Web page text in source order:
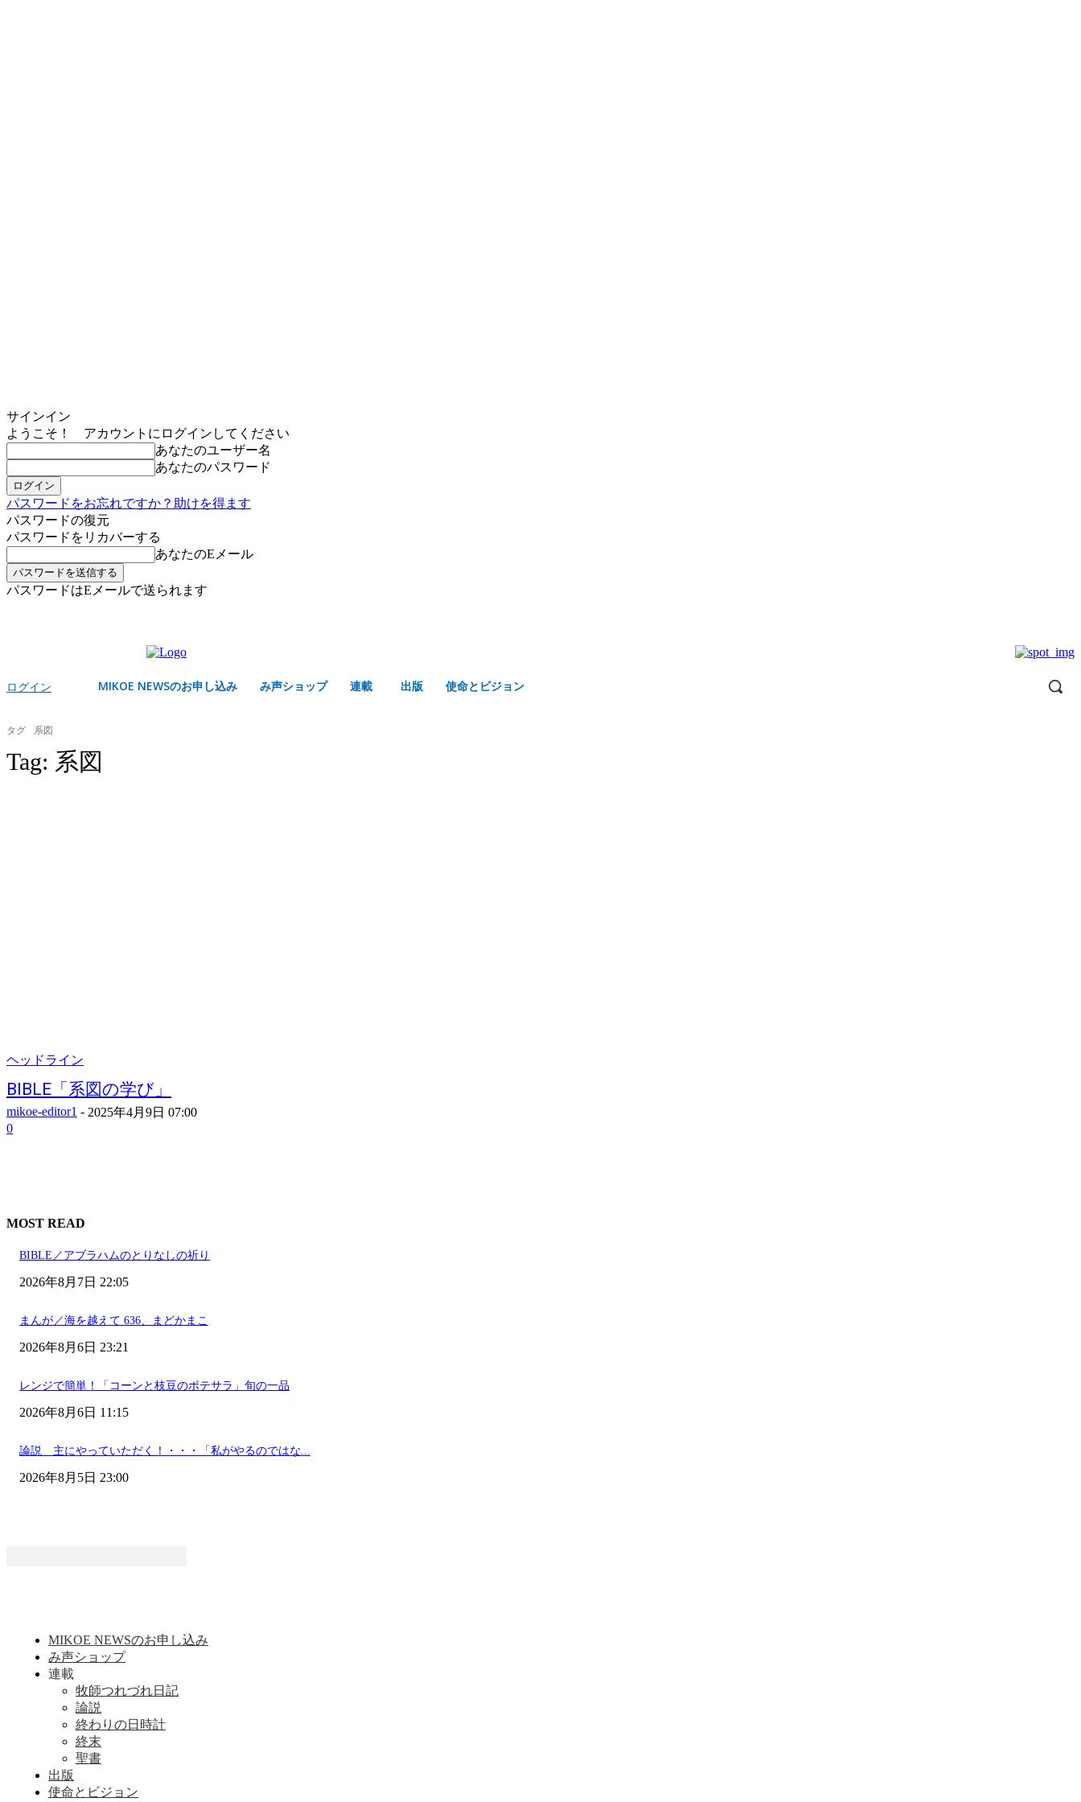
サインイン
ようこそ！ アカウントにログインしてください
あなたのユーザー名
あなたのパスワード
パスワードをお忘れですか？助けを得ます
パスワードの復元
パスワードをリカバーする
あなたのEメール
パスワードはEメールで送られます
ログイン MIKOE NEWSのお申し込み み声ショップ 連載 出版 使命とビジョン
タグ 系図
Tag: 系図
ヘッドライン
BIBLE「系図の学び」
mikoe-editor1 - 2025年4月9日 07:00
0
MOST READ
BIBLE／アブラハムのとりなしの祈り
2026年8月7日 22:05
まんが／海を越えて 636、まどかまこ
2026年8月6日 23:21
レンジで簡単！「コーンと枝豆のポテサラ」旬の一品
2026年8月6日 11:15
論説 主にやっていただく！・・・「私がやるのではな...
2026年8月5日 23:00
MIKOE NEWSのお申し込み
み声ショップ
連載
牧師つれづれ日記
論説
終わりの日時計
終末
聖書
出版
使命とビジョン